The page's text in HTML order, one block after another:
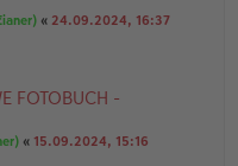
« 24.09.2024, 16:37
FOTOBUCH -
« 15.09.2024, 15:16